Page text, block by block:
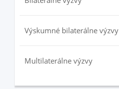
Výskumné bilaterálne výzvy
Multilaterálne výzvy